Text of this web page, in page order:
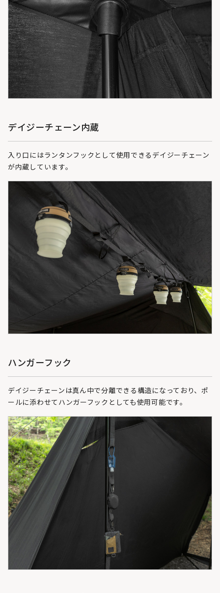
デイジーチェーン内蔵
入り口にはランタンフックとして使用できるデイジーチェーン
が内蔵しています。
ハンガーフック
デイジーチェーンは真ん中で分離できる構造になっており、ポ
ールに添わせてハンガーフックとしても使用可能です。